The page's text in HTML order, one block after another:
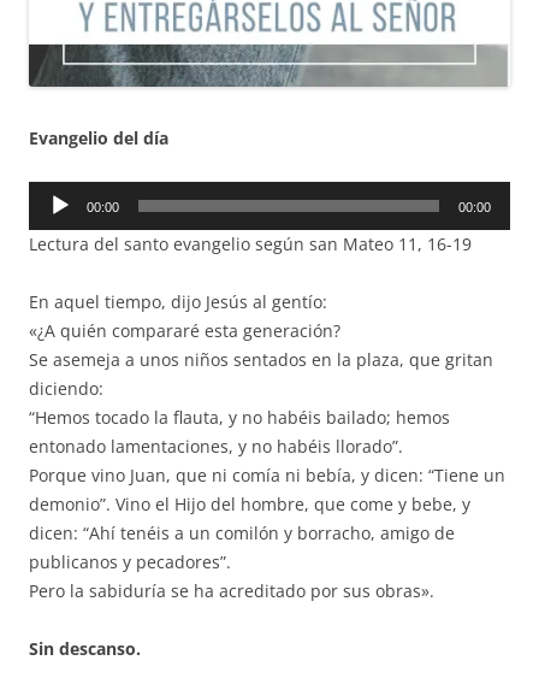
Evangelio del día
Reproductor
audio
00:00 00:00
Lectura del santo evangelio según san Mateo 11, 16-19
En aquel tiempo, dijo Jesús al gentío:
«¿A quién compararé esta generación?
Se asemeja a unos niños sentados en la plaza, que gritan
diciendo:
“Hemos tocado la flauta, y no habéis bailado; hemos
entonado lamentaciones, y no habéis llorado”.
Porque vino Juan, que ni comía ni bebía, y dicen: “Tiene un
demonio”. Vino el Hijo del hombre, que come y bebe, y
dicen: “Ahí tenéis a un comilón y borracho, amigo de
publicanos y pecadores”.
Pero la sabiduría se ha acreditado por sus obras».
Sin descanso.